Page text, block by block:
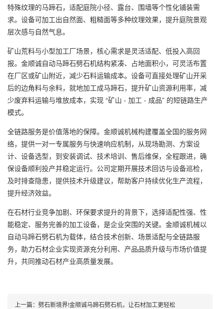
特殊纹理的马蹄石，适配庭院小径、露台、围墙等个性化铺装需
求。设备可加工出自然面、粗糙面等多种纹理效果，提升庭院景观
层次感与自然气息。
矿山荒料与小型加工厂场景，核心需求是灵活适配、低投入高回
报。金顺诚自动马蹄石劈石机结构紧凑、占地面积小，可灵活布置
在厂区或矿山附近，减少石料运输成本。设备可直接处理矿山开采
后的边角料与余料，就地加工成马蹄石，提升矿山资源利用率，减
少废弃料运输与堆放成本，实现 “矿山 - 加工 - 成品” 的短链路生产
模式。
全链路服务是价值落地的保障。金顺诚机械构建覆盖全国的服务网
络，提供一对一专属服务与快速响应机制，从现场勘测、方案设
计、设备选型，到安装调试、技术培训、售后维保，全程跟进，确
保设备顺利投产并稳定运行。公司定期开展技术回访与设备巡检，
及时排查隐患，提供技术升级建议，帮助客户持续优化生产流程，
提升经济效益。
在石材行业竞争加剧、环保要求提升的背景下，选择适配性强、性
能稳定、服务完善的加工设备，是企业突围的关键。金顺诚机械以
自动马蹄石劈石机为载体，结合技术创新、场景适配与全链路服
务，助力石材企业实现资源充分利用、产品品质升级与市场价值提
升，共同推动石材产业高质量发展。
上一篇： 劈石新境界!金顺诚马蹄石劈石机，让石材加工更轻松